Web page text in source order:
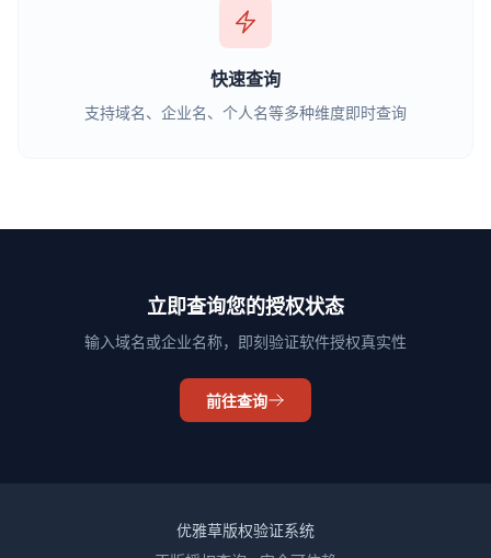
快速查询
支持域名、企业名、个人名等多种维度即时查询
立即查询您的授权状态
输入域名或企业名称，即刻验证软件授权真实性
前往查询
优雅草版权验证系统